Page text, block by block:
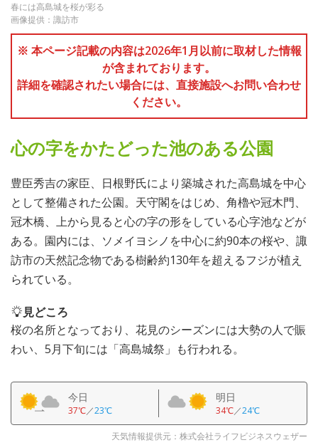
春には高島城を桜が彩る
画像提供：諏訪市
※ 本ページ記載の内容は2026年1月以前に取材した情報
が含まれております。
詳細を確認されたい場合には、直接施設へお問い合わせ
ください。
心の字をかたどった池のある公園
豊臣秀吉の家臣、日根野氏により築城された高島城を中心
として整備された公園。天守閣をはじめ、角櫓や冠木門、
冠木橋、上から見ると心の字の形をしている心字池などが
ある。園内には、ソメイヨシノを中心に約90本の桜や、諏
訪市の天然記念物である樹齢約130年を超えるフジが植え
られている。
見どころ
桜の名所となっており、花見のシーズンには大勢の人で賑
わい、5月下旬には「高島城祭」も行われる。
今日
37℃／23℃
明日
34℃／24℃
天気情報提供元：株式会社ライフビジネスウェザー